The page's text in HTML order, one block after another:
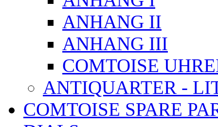
ANHANG II
ANHANG III
COMTOISE
ANTIQUARTER -
COMTOISE SPARE